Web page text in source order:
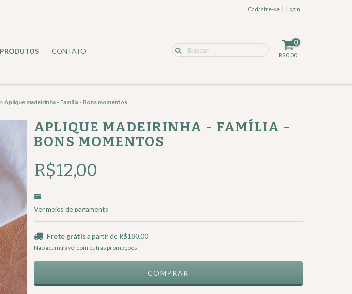
Cadastre-se Login
PRODUTOS CONTATO
0
R$0,00
> Aplique madeirinha - Família - Bons momentos
APLIQUE MADEIRINHA - FAMÍLIA -
BONS MOMENTOS
R$12,00
Ver meios de pagamento
Frete grátis a partir de R$180,00
Não acumulável com outras promoções